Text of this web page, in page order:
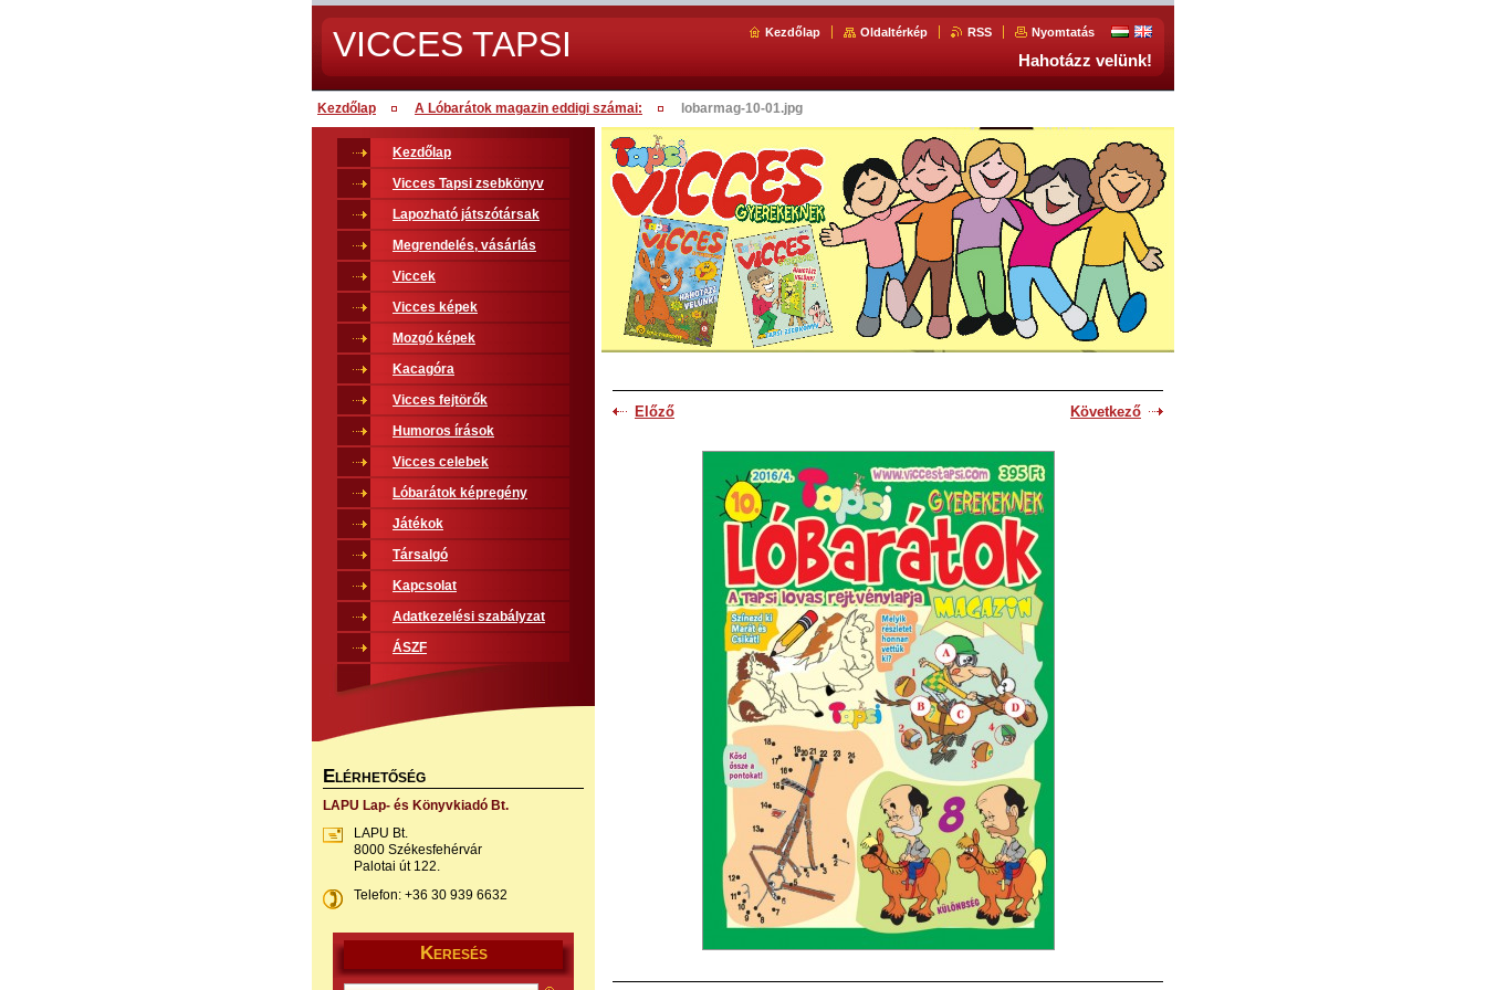
VICCES TAPSI Kezdőlap Oldaltérkép RSS Nyomtatás
Hahotázz velünk!
Kezdőlap A Lóbarátok magazin eddigi számai: lobarmag-10-01.jpg
Előző Következő
Kezdőlap
Vicces Tapsi zsebkönyv
Lapozható játszótársak
Megrendelés, vásárlás
Viccek
Vicces képek
Mozgó képek
Kacagóra
Vicces fejtörők
Humoros írások
Vicces celebek
Lóbarátok képregény
Játékok
Társalgó
Kapcsolat
Adatkezelési szabályzat
ÁSZF
ELÉRHETŐSÉG
LAPU Lap- és Könyvkiadó Bt.
LAPU Bt.
8000 Székesfehérvár
Palotai út 122.
Telefon: +36 30 939 6632
KERESÉS